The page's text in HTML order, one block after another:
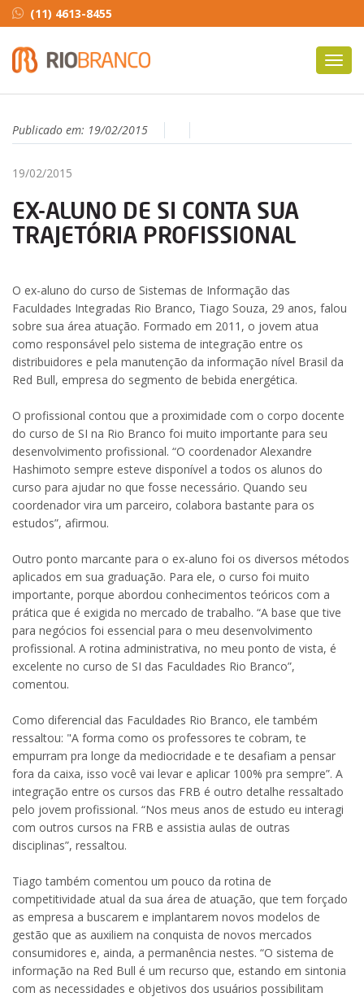
(11) 4613-8455
Publicado em: 19/02/2015
19/02/2015
EX-ALUNO DE SI CONTA SUA
TRAJETÓRIA PROFISSIONAL
O ex-aluno do curso de Sistemas de Informação das
Faculdades Integradas Rio Branco, Tiago Souza, 29 anos, falou
sobre sua área atuação. Formado em 2011, o jovem atua
como responsável pelo sistema de integração entre os
distribuidores e pela manutenção da informação nível Brasil da
Red Bull, empresa do segmento de bebida energética.
O profissional contou que a proximidade com o corpo docente
do curso de SI na Rio Branco foi muito importante para seu
desenvolvimento profissional. “O coordenador Alexandre
Hashimoto sempre esteve disponível a todos os alunos do
curso para ajudar no que fosse necessário. Quando seu
coordenador vira um parceiro, colabora bastante para os
estudos”, afirmou.
Outro ponto marcante para o ex-aluno foi os diversos métodos
aplicados em sua graduação. Para ele, o curso foi muito
importante, porque abordou conhecimentos teóricos com a
prática que é exigida no mercado de trabalho. “A base que tive
para negócios foi essencial para o meu desenvolvimento
profissional. A rotina administrativa, no meu ponto de vista, é
excelente no curso de SI das Faculdades Rio Branco”,
comentou.
Como diferencial das Faculdades Rio Branco, ele também
ressaltou: "A forma como os professores te cobram, te
empurram pra longe da mediocridade e te desafiam a pensar
fora da caixa, isso você vai levar e aplicar 100% pra sempre”. A
integração entre os cursos das FRB é outro detalhe ressaltado
pelo jovem profissional. “Nos meus anos de estudo eu interagi
com outros cursos na FRB e assistia aulas de outras
disciplinas”, ressaltou.
Tiago também comentou um pouco da rotina de
competitividade atual da sua área de atuação, que tem forçado
as empresa a buscarem e implantarem novos modelos de
gestão que as auxiliem na conquista de novos mercados
consumidores e, ainda, a permanência nestes. “O sistema de
informação na Red Bull é um recurso que, estando em sintonia
com as necessidades e objetivos dos usuários possibilitam